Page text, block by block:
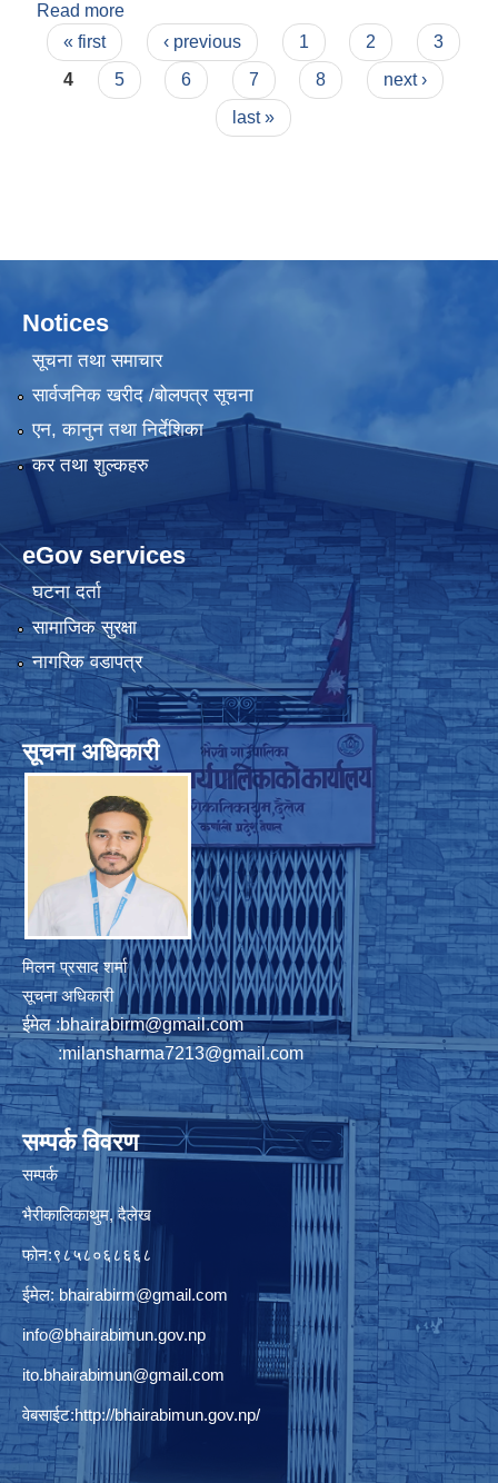
Read more
परियोजना) अन्तर्गत भैरवी गाउँपालिका,दैलेखमा आ‍.व.
२०७५/७६काे चालु तथा पूजीगत तर्फकाे वार्षिक प्रगति
प्रतिवेदन ।
Pages
« first ‹ previous 1 2
3
4
5 6 7 8
next ›
last »
Notices
सूचना तथा समाचार
सार्वजनिक खरीद /बोलपत्र सूचना
एन, कानुन तथा निर्देशिका
कर तथा शुल्कहरु
eGov services
घटना दर्ता
सामाजिक सुरक्षा
नागरिक वडापत्र
सूचना अधिकारी
मिलन प्रसाद शर्मा
सूचना अधिकारी
ईमेल :bhairabirm@gmail.com
:milansharma7213@gmail.com
सम्पर्क विवरण
सम्पर्क
भैरीकालिकाथुम, दैलेख
फोन:९८५८०६८६६८
ईमेल: bhairabirm@gmail.com
info@bhairabimun.gov.np
ito.bhairabimun@gmail.com
वेबसाईट:http://bhairabimun.gov.np/